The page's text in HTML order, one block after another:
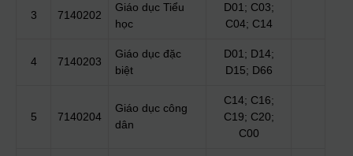
3 7140202
Giáo dục Tiểu
học
D01; C03;
C04; C14
4 7140203
Giáo dục đặc
biệt
D01; D14;
D15; D66
5 7140204
Giáo dục công
dân
C14; C16;
C19; C20;
C00